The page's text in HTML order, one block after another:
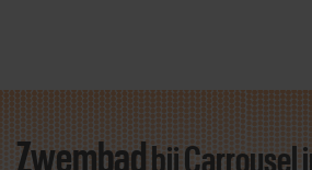
Zwembad bij Carrousel